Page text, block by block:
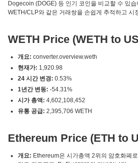
Dogecoin (DOGE) 등 인기 코인을 비교할 수 있
WETH/CLP와 같은 거래쌍을 손쉽게 추적하고 시
WETH Price (WETH to
개요: converter.overview.weth
현재가: 1,920.98
24 시간 변경: 0.53%
1년간 변동: -54.31%
시가 총액: 4,602,108,452
유통 공급: 2,395,706 WETH
Ethereum Price (ETH to
개요: Ethereum은 시가총액 2위의 암호화폐